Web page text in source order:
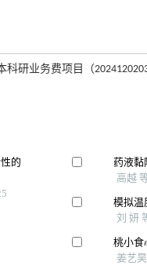
研业务费项目（